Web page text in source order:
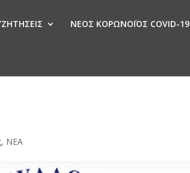
ΝΕΟΣ ΚΟΡΩΝΟΪΟΣ COVID-19
, ΝΕΑ